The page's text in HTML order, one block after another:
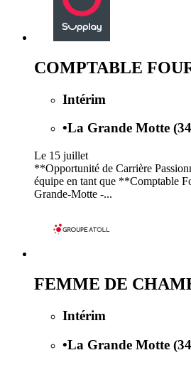
COMPTABLE
Intérim
•La Grande Motte
Le 15 juillet
**Opportunité de Carrière
équipe en tant que **Comptable
Grande-Motte -...
FEMME DE
Intérim
•La Grande Motte